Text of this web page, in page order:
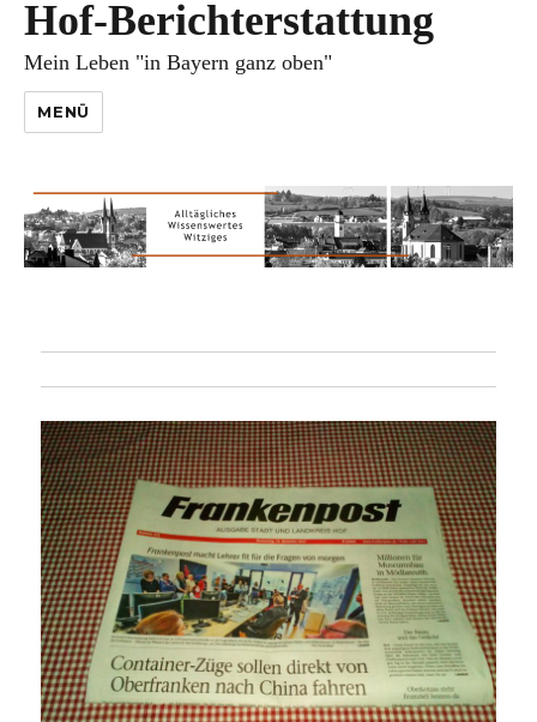
Hof-Berichterstattung
Mein Leben "in Bayern ganz oben"
MENÜ